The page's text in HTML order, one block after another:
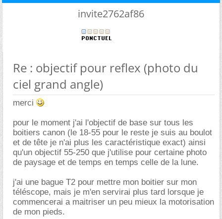
invite2762af86
Re : objectif pour reflex (photo du
ciel grand angle)
merci
pour le moment j'ai l'objectif de base sur tous les
boitiers canon (le 18-55 pour le reste je suis au boulot
et de tête je n'ai plus les caractéristique exact) ainsi
qu'un objectif 55-250 que j'utilise pour certaine photo
de paysage et de temps en temps celle de la lune.
j'ai une bague T2 pour mettre mon boitier sur mon
téléscope, mais je m'en servirai plus tard lorsque je
commencerai a maitriser un peu mieux la motorisation
de mon pieds.